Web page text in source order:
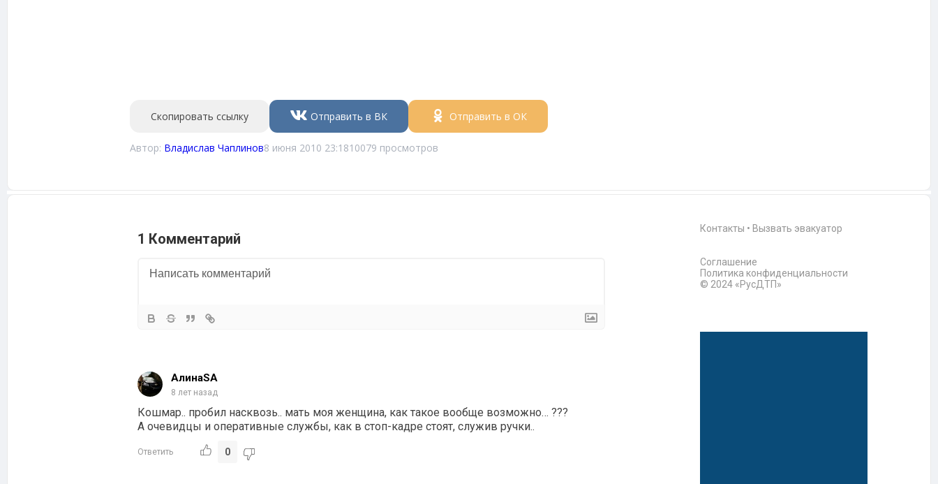
Скопировать ссылку Отправить в ВК Отправить в ОК
Автор: Владислав Чаплинов8 июня 2010 23:1810079 просмотров
1 Комментарий
АлинаSA
8 лет назад
Кошмар.. пробил насквозь.. мать моя женщина, как такое вообще возможно… ???
А очевидцы и оперативные службы, как в стоп-кадре стоят, служив ручки..
Ответить 0
Контакты • Вызвать эвакуатор
Соглашение
Политика конфиденциальности
© 2024 «РусДТП»